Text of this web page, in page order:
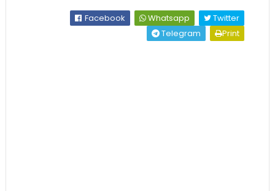
Facebook Whatsapp
Twitter
Telegram
Print